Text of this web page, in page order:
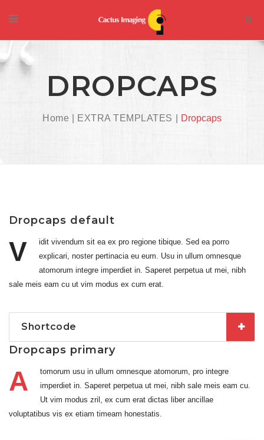
DROPCAPS
Home EXTRA TEMPLATES Dropcaps
Dropcaps default
V
idit vivendum sit ea ex pro regione tibique. Sed ea porro
explicari, noster pertinacia eu eum. Usu in ullum omnesque
atomorum integre imperdiet in. Saperet perpetua ut mei, nibh
sale meis eam cu ut vim modus ex cum erat.
Shortcode
Dropcaps primary
A
tomorum usu in ullum omnesque atomorum, pro integre
imperdiet in. Saperet perpetua ut mei, nibh sale meis eam cu.
Ut vim modus zril, ex cum erat dictas liber ancillae
voluptatibus vis ex etiam timeam honestatis.